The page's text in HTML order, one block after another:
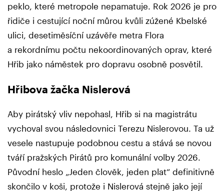
peklo, které metropole nepamatuje. Rok 2026 je pro
řidiče i cestující noční můrou kvůli zúžené Kbelské
ulici, desetiměsíční uzávěře metra Flora
a rekordnímu počtu nekoordinovaných oprav, které
Hřib jako náměstek pro dopravu osobně posvětil.
Hřibova žačka Nislerová
Aby pirátský vliv nepohasl, Hřib si na magistrátu
vychoval svou následovnici Terezu Nislerovou. Ta už
vesele nastupuje podobnou cestu a stává se novou
tváří pražských Pirátů pro komunální volby 2026.
Původní heslo „Jeden člověk, jeden plat“ definitivně
skončilo v koši, protože i Nislerová stejně jako její